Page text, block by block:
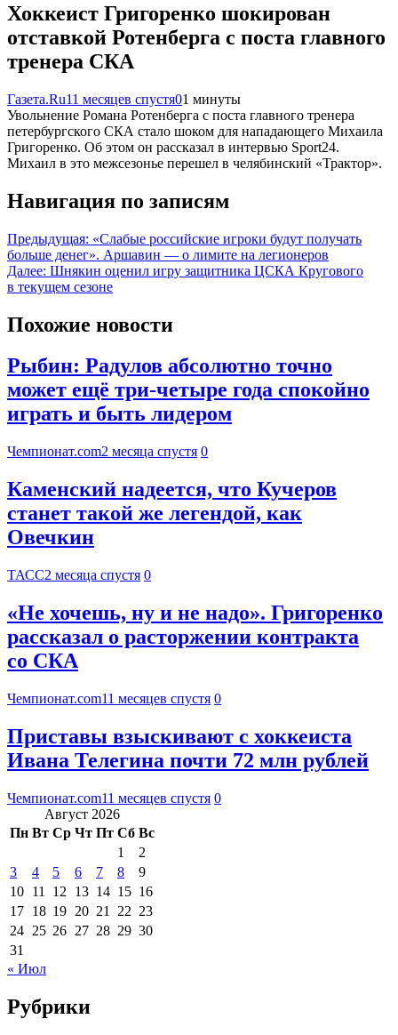
Хоккеист Григоренко шокирован
отставкой Ротенберга с поста главного
тренера СКА
Газета.Ru11 месяцев спустя01 минуты
Увольнение Романа Ротенберга с поста главного тренера
петербургского СКА стало шоком для нападающего Михаила
Григоренко. Об этом он рассказал в интервью Sport24.
Михаил в это межсезонье перешел в челябинский «Трактор».
Навигация по записям
Предыдущая: «Слабые российские игроки будут получать
больше денег». Аршавин — о лимите на легионеров
Далее: Шнякин оценил игру защитника ЦСКА Кругового
в текущем сезоне
Похожие новости
Рыбин: Радулов абсолютно точно
может ещё три-четыре года спокойно
играть и быть лидером
Чемпионат.com2 месяца спустя 0
Каменский надеется, что Кучеров
станет такой же легендой, как
Овечкин
ТАСС2 месяца спустя 0
«Не хочешь, ну и не надо». Григоренко
рассказал о расторжении контракта
со СКА
Чемпионат.com11 месяцев спустя 0
Приставы взыскивают с хоккеиста
Ивана Телегина почти 72 млн рублей
Чемпионат.com11 месяцев спустя 0
Август 2026
Пн Вт Ср Чт Пт Сб Вс
1
2
3
4 5 6 7 8
9
10 11 12 13 14 15 16
17 18 19 20 21 22 23
24 25 26 27 28 29 30
31
« Июл
Рубрики